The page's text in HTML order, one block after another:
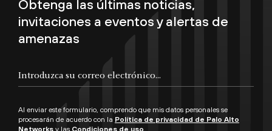
Obtenga las últimas noticias,
invitaciones a eventos y alertas de
amenazas
Al enviar este formulario, comprendo que mis datos personales se
procesarán de acuerdo con la Política de privacidad de Palo Alto